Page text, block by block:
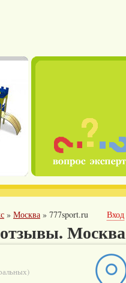
» Москва » 777sport.ru Вход
Москва
)